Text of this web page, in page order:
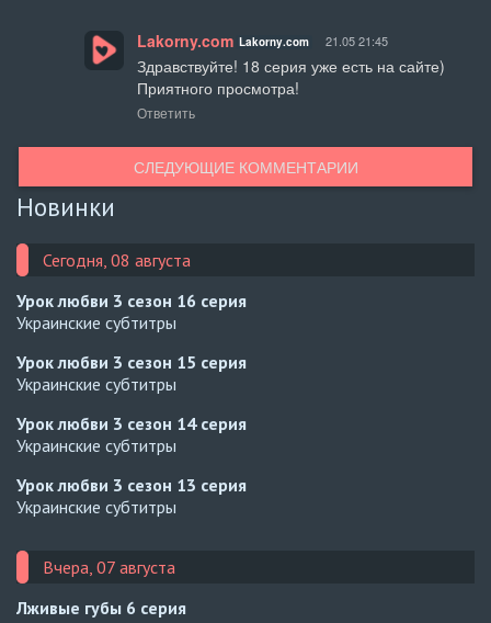
Lakorny.com Lakorny.com 21.05 21:45
Здравствуйте! 18 серия уже есть на сайте)
Приятного просмотра!
Ответить
СЛЕДУЮЩИЕ КОММЕНТАРИИ
Новинки
Сегодня, 08 августа
Урок любви 3 сезон 16 серия
Украинские субтитры
Урок любви 3 сезон 15 серия
Украинские субтитры
Урок любви 3 сезон 14 серия
Украинские субтитры
Урок любви 3 сезон 13 серия
Украинские субтитры
Вчера, 07 августа
Лживые губы 6 серия